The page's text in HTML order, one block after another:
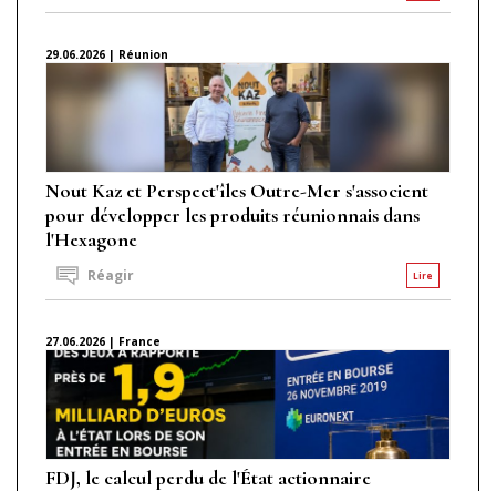
29.06.2026 | Réunion
Nout Kaz et Perspect'îles Outre-Mer s'associent
pour développer les produits réunionnais dans
l'Hexagone
Lire
Réagir
27.06.2026 | France
FDJ, le calcul perdu de l'État actionnaire